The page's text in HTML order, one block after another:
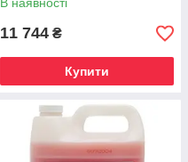
11 744 ₴
Купити